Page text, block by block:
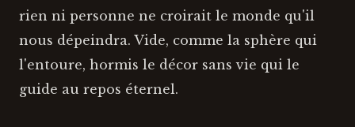
rien ni personne ne croirait le monde qu'il
nous dépeindra. Vide, comme la sphère qui
l'entoure, hormis le décor sans vie qui le
guide au repos éternel.